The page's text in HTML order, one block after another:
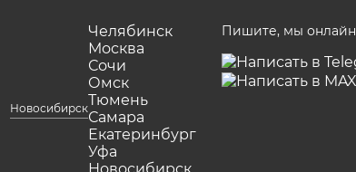
Новосибирск
Челябинск
Москва
Сочи
Омск
Тюмень
Самара
Екатеринбург
Уфа
Пишите, мы онлайн